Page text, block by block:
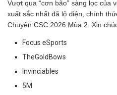
Vượt qua “cơn bão” sàng lọc của
xuất sắc nhất đã lộ diện, chính
Chuyên CSC 2026 Mùa 2. Xin
Focus eSports
TheGoldBows
Invinciables
5M